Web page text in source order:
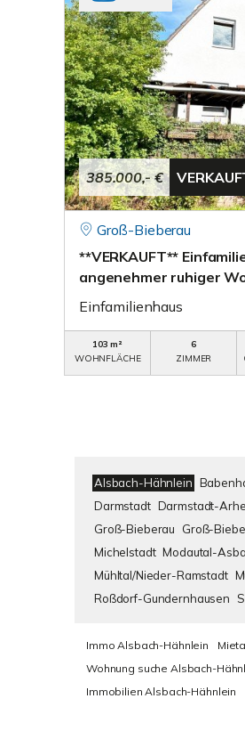
385.000,- €
Groß-Bieberau
**VERKAUFT**
angenehmer ruhiger
Einfamilienhaus
103 m²
WOHNFLÄCHE
6
ZIMMER
Alsbach-Hähnlein
Darmstadt Darmstadt-
Groß-Bieberau
Groß-
Michelstadt Modautal-
Mühltal/Nieder-Ramstadt
Roßdorf-Gundernhausen
Immo Alsbach-Hähnlein
Wohnung suche Alsbach-
Immobilien Alsbach-Hähnlein